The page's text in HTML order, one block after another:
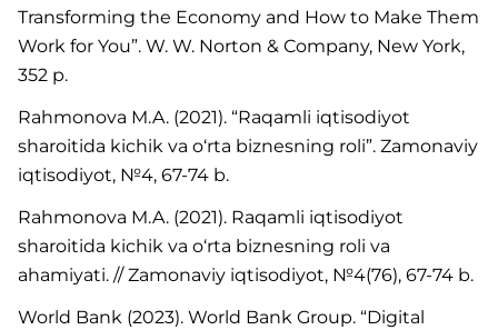
Transforming the Economy and How to Make Them
Work for You”. W. W. Norton & Company, New York,
352 p.
Rahmonova M.A. (2021). “Raqamli iqtisodiyot
sharoitida kichik va o‘rta biznesning roli”. Zamonaviy
iqtisodiyot, №4, 67-74 b.
Rahmonova M.A. (2021). Raqamli iqtisodiyot
sharoitida kichik va o‘rta biznesning roli va
ahamiyati. // Zamonaviy iqtisodiyot, №4(76), 67-74 b.
World Bank (2023). World Bank Group. “Digital